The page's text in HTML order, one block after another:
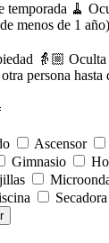
temporada 🧹
menos de 1
👵🏼 Oculta
persona hasta
Ascensor
Gimnasio
Secadora